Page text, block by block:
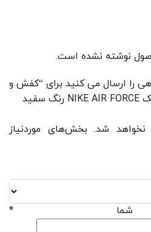
نوشته نشده است.
را ارسال می کنید برای “کفش و
کتانی زنانه و مردانه مدل نایک NIKE AIR FORCE رنگ سفید
نخواهد شد. بخش‌های موردنیاز
شما *